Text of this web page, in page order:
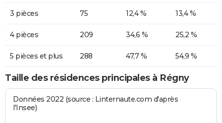
3 pièces 75 12,4 % 13,4 %
4 pièces 209 34,6 % 25,2 %
5 pièces et plus 288 47,7 % 54,9 %
Taille des résidences principales à Régny
Données 2022 (source : Linternaute.com d'après
l'Insee)